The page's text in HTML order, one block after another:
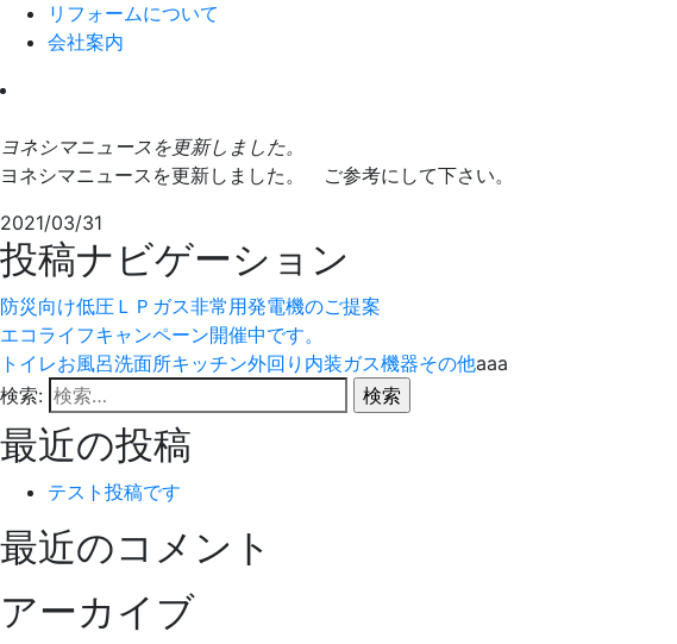
リフォームについて
会社案内
ヨネシマニュースを更新しました。
ヨネシマニュースを更新しました。 ご参考にして下さい。
2021/03/31
投稿ナビゲーション
防災向け低圧ＬＰガス非常用発電機のご提案
エコライフキャンペーン開催中です。
トイレお風呂洗面所キッチン外回り 内装ガス機器その他aaa
検索:
最近の投稿
テスト投稿です
最近のコメント
アーカイブ